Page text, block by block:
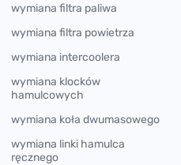
wymiana filtra paliwa
wymiana filtra powietrza
wymiana intercoolera
wymiana klocków
hamulcowych
wymiana koła dwumasowego
wymiana linki hamulca
ręcznego